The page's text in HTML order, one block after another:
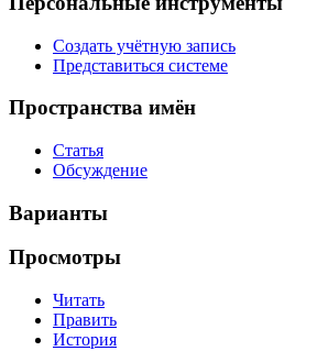
Создать учётную запись
Представиться системе
Пространства имён
Статья
Обсуждение
Варианты
Просмотры
Читать
Править
История